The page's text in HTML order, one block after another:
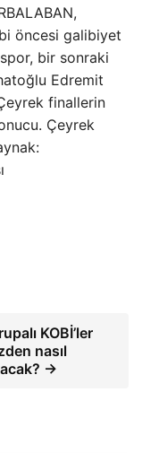
öncesi galibiyet
bir sonraki
Edremit
finallerin
⁠Çeyrek
KOBİ’ler
nasıl
→